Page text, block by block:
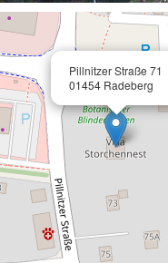
Pillnitzer Straße 71
01454 Radeberg